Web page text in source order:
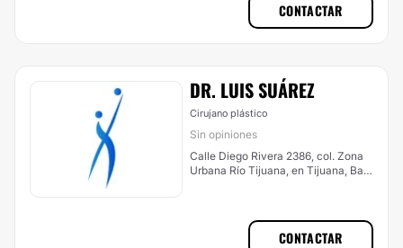
CONTACTAR
DR. LUIS SUÁ​REZ
Cirujano plástico
Sin opiniones
Calle Diego Rivera 2386, col. Zona
Urbana Río Tijuana, en Tijuana, Baja
CONTACTAR